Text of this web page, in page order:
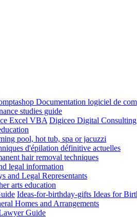
Documentation logiciel de
studies guide
Excel VBA Digiceo Digital
pool, hot tub, spa or jacuzzi
d'épilation définitive actuelles
hair removal techniques
legal information
and Legal Representants
arts education
Ideas-for-birthday-gifts Ideas for
Homes and Arrangements
Guide